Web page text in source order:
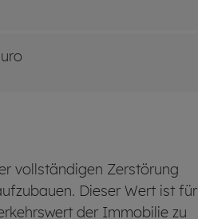
vollständigen Zerstörung
Dieser Wert ist für
der Immobilie zu